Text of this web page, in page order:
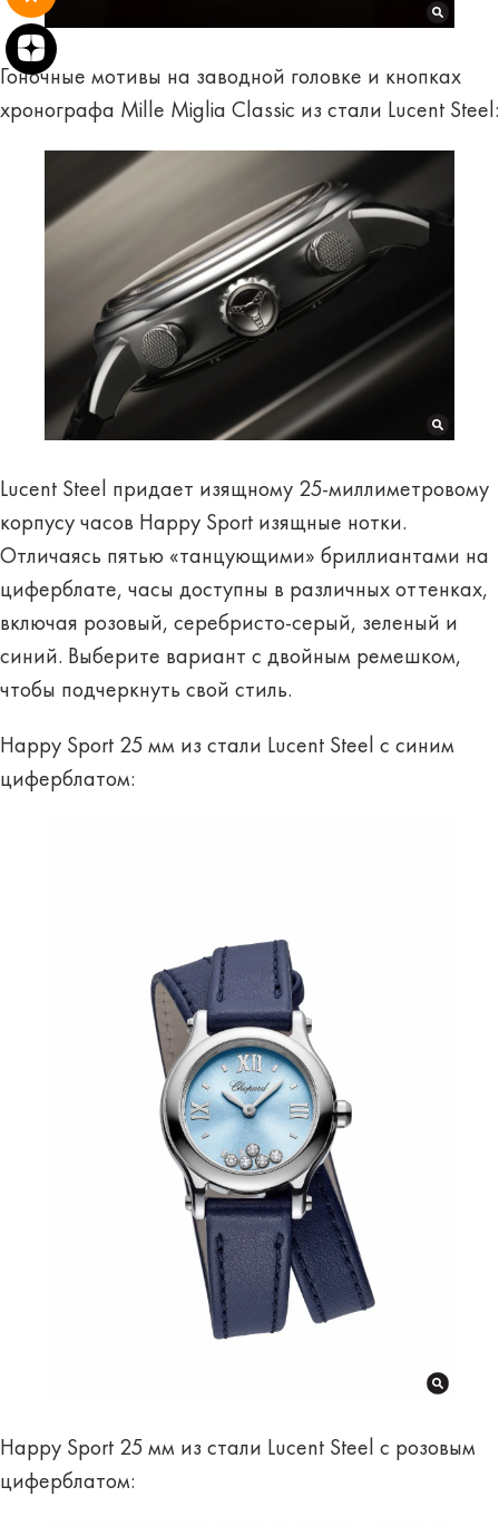
Гоночные мотивы на заводной головке и кнопках
хронографа Mille Miglia Classic из стали Lucent Steel:
Lucent Steel придает изящному 25-миллиметровому
корпусу часов Happy Sport изящные нотки.
Отличаясь пятью «танцующими» бриллиантами на
циферблате, часы доступны в различных оттенках,
включая розовый, серебристо-серый, зеленый и
синий. Выберите вариант с двойным ремешком,
чтобы подчеркнуть свой стиль.
Happy Sport 25 мм из стали Lucent Steel с синим
циферблатом:
Happy Sport 25 мм из стали Lucent Steel с розовым
циферблатом: